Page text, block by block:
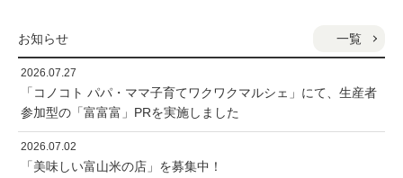
お知らせ 一覧
2026.07.27
「コノコト パパ・ママ子育てワクワクマルシェ」にて、生産者
参加型の「富富富」PRを実施しました
2026.07.02
「美味しい富山米の店」を募集中！